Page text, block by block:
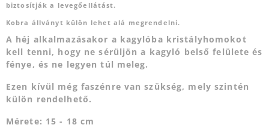
biztosítják a levegőellátást.
Kobra állványt külön lehet alá megrendelni.
A héj alkalmazásakor a kagylóba kristályhomokot
kell tenni, hogy ne sérüljön a kagyló belső felülete és
fénye, és ne legyen túl meleg.
Ezen kívül még faszénre van szükség, mely szintén
külön rendelhető.
Mérete: 15 - 18 cm